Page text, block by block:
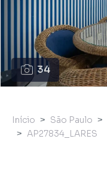
34
Início São Paulo
AP27834_LARES